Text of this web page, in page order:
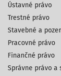
Ústavné právo
Trestné právo
Stavebné a
Pracovné právo
Finančné právo
Správne právo a